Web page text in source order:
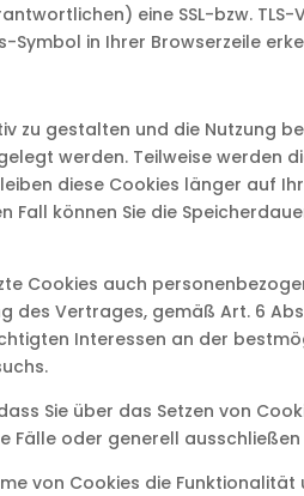
eine SSL-bzw.
in Ihrer Browserzeile
zu gestalten und die Nutzung
werden. Teilweise werden
diese Cookies länger auf
Fall können Sie die
Cookies auch
des Vertrages, gemäß Art. 6
Interessen an der
Sie über das Setzen von
Fälle oder generell ausschließen
von Cookies die